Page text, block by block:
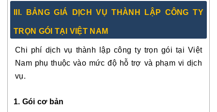
III. BẢNG GIÁ DỊCH VỤ THÀNH LẬP CÔNG TY
TRỌN GÓI TẠI VIỆT NAM
Chi phí dịch vụ thành lập công ty trọn gói tại Việt
Nam phụ thuộc vào mức độ hỗ trợ và phạm vi dịch
vụ.
1. Gói cơ bản